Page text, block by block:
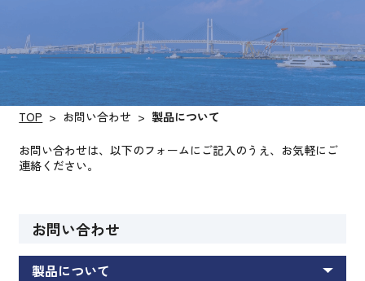
TOP > お問い合わせ > 製品について
お問い合わせは、以下のフォームにご記入のうえ、お気軽にご
連絡ください。
お問い合わせ
製品について